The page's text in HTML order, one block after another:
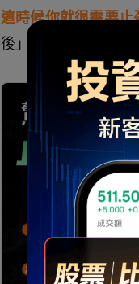
這時候你就很需要
後」以及「撤單前有